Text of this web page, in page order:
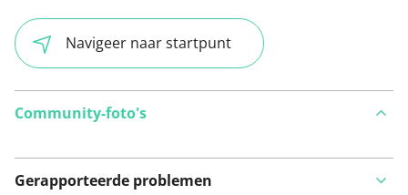
Navigeer naar startpunt
Community-foto's
Gerapporteerde problemen